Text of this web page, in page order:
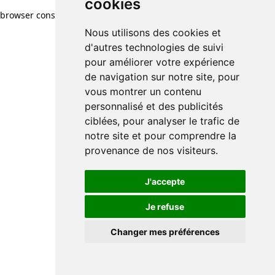
cookies
Nous utilisons des cookies et
d'autres technologies de suivi
pour améliorer votre expérience
de navigation sur notre site, pour
vous montrer un contenu
personnalisé et des publicités
ciblées, pour analyser le trafic de
notre site et pour comprendre la
provenance de nos visiteurs.
J'accepte
Je refuse
Changer mes préférences
browser console for more information)